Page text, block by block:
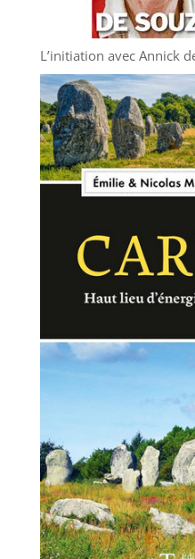
L’initiation avec Annick